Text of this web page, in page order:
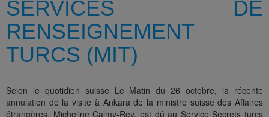
SERVICES DE
RENSEIGNEMENT
TURCS (MIT)
Selon le quotidien suisse Le Matin du 26 octobre, la récente
annulation de la visite à Ankara de la ministre suisse des Affaires
étrangères, Micheline Calmy-Rey, est dû au Service Secrets turcs